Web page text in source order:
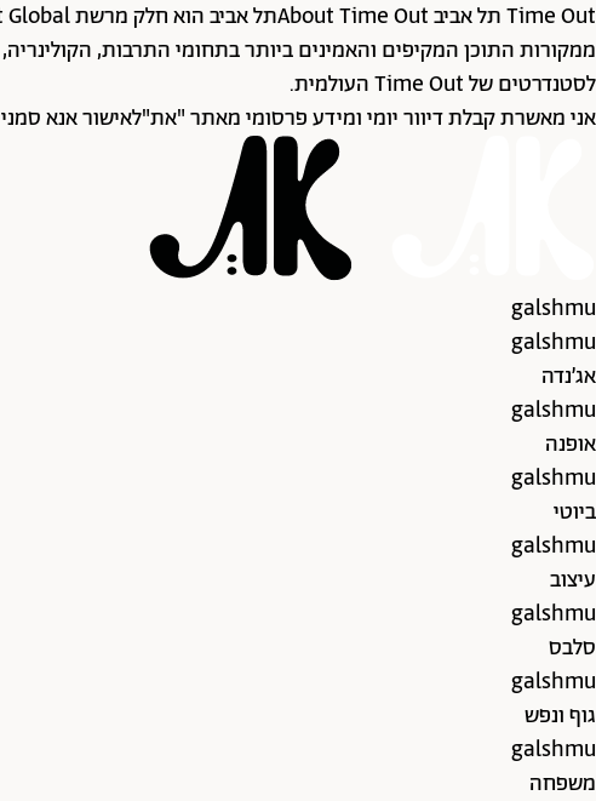
לסטנדרטים של Time Out העולמית.
אני מאשרת קבלת דיוור יומי ומידע פרסומי מאתר "את"לאישור אנא סמני
galshmu
galshmu
אג׳נדה
galshmu
אופנה
galshmu
ביוטי
galshmu
עיצוב
galshmu
סלבס
galshmu
גוף ונפש
galshmu
משפחה